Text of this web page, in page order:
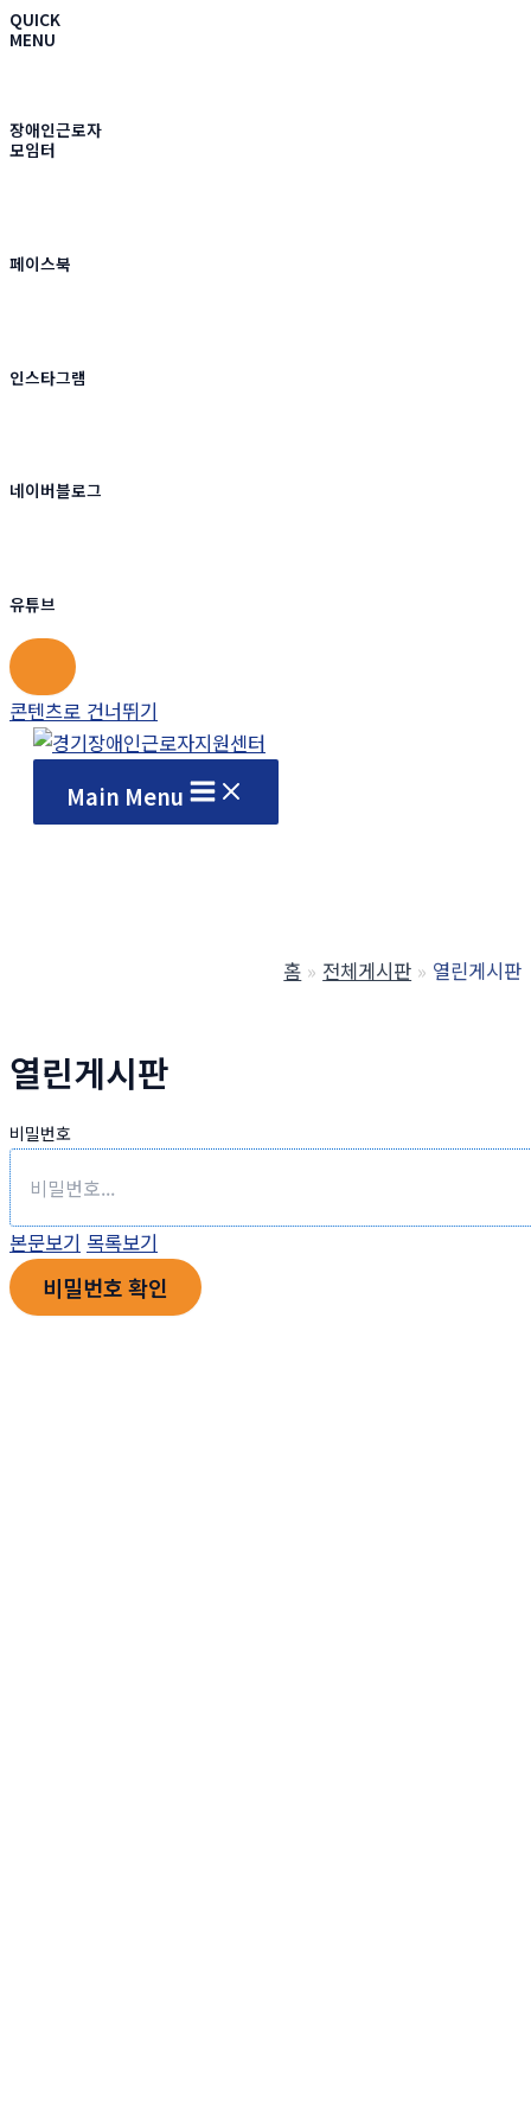
QUICK
MENU
장애인근로자
모임터
페이스북
인스타그램
네이버블로그
유튜브
콘텐츠로 건너뛰기
Main Menu
홈 전체게시판 열린게시판
열린게시판
비밀번호
본문보기 목록보기
비밀번호 확인